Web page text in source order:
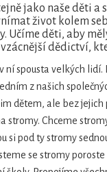
jako naše děti a
život kolem
Učíme děti, aby
dědictví,
ní spousta velkých
z našich
dětem, ale bez
stromy. Chceme
si pod ty stromy
se stromy